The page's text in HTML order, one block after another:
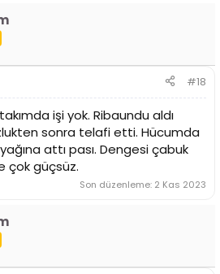
#18
işi yok. Ribaundu aldı
sonra telafi etti. Hücumda
attı pası. Dengesi çabuk
çok güçsüz.
Son düzenleme: 2 Kas 2023